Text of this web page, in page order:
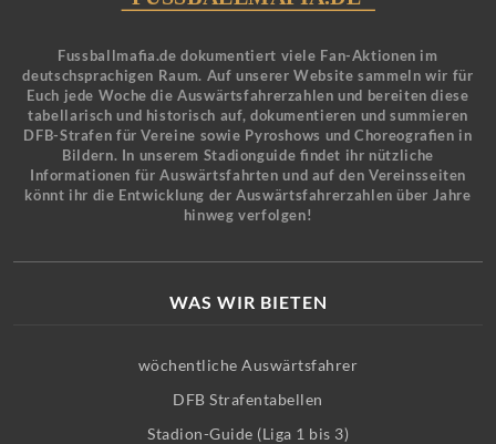
Fussballmafia.de dokumentiert viele Fan-Aktionen im
deutschsprachigen Raum. Auf unserer Website sammeln wir für
Euch jede Woche die Auswärtsfahrerzahlen und bereiten diese
tabellarisch und historisch auf, dokumentieren und summieren
DFB-Strafen für Vereine sowie Pyroshows und Choreografien in
Bildern. In unserem Stadionguide findet ihr nützliche
Informationen für Auswärtsfahrten und auf den Vereinsseiten
könnt ihr die Entwicklung der Auswärtsfahrerzahlen über Jahre
hinweg verfolgen!
WAS WIR BIETEN
wöchentliche Auswärtsfahrer
DFB Strafentabellen
Stadion-Guide (Liga 1 bis 3)